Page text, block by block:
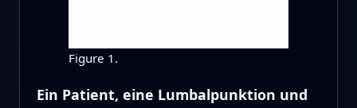
Figure 1.
Ein Patient, eine Lumbalpunktion und